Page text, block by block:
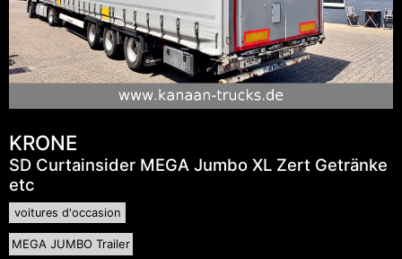
KRONE
SD Curtainsider MEGA Jumbo XL Zert Getränke
etc
voitures d'occasion
MEGA JUMBO Trailer